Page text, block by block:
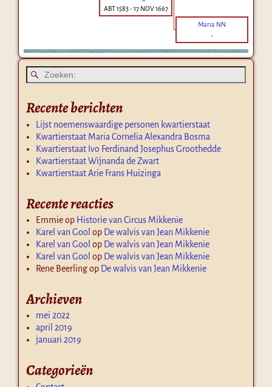
ABT 1583-17 NOV 1667
Maria NN
-
Recente berichten
Lijst noemenswaardige personen kwartierstaat
Kwartierstaat Maria Cornelia Alexandra Bosma
Kwartierstaat Ivo Ferdinand Josephus Groothedde
Kwartierstaat Wijnanda de Zwart
Kwartierstaat Arie Frans Huizinga
Recente reacties
Emmieop Historie van Circus Mikkenie
Karel van Gool op De walvis van Jean Mikkenie
Karel van Gool op De walvis van Jean Mikkenie
Karel van Gool op De walvis van Jean Mikkenie
Rene Beerlingop De walvis van Jean Mikkenie
Archieven
mei 2022
april 2019
januari 2019
Categorieën